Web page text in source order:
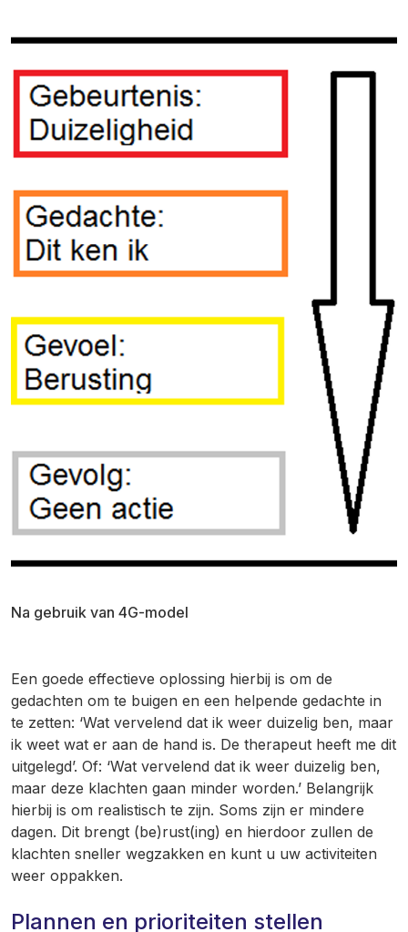
Na gebruik van 4G-model
Een goede effectieve oplossing hierbij is om de
gedachten om te buigen en een helpende gedachte in
te zetten: ‘Wat vervelend dat ik weer duizelig ben, maar
ik weet wat er aan de hand is. De therapeut heeft me dit
uitgelegd’. Of: ‘Wat vervelend dat ik weer duizelig ben,
maar deze klachten gaan minder worden.’ Belangrijk
hierbij is om realistisch te zijn. Soms zijn er mindere
dagen. Dit brengt (be)rust(ing) en hierdoor zullen de
klachten sneller wegzakken en kunt u uw activiteiten
weer oppakken.
Plannen en prioriteiten stellen